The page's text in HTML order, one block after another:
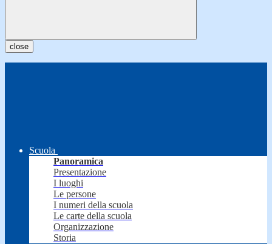
close
Scuola
Panoramica
Presentazione
I luoghi
Le persone
I numeri della scuola
Le carte della scuola
Organizzazione
Storia